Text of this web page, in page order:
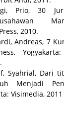
Prio, 30
2010.
Andreas, 7
Syahrial, Dari
Menjadi
Visimedia, 2011